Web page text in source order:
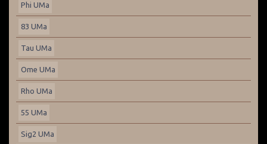
Phi UMa
83 UMa
Tau UMa
Ome UMa
Rho UMa
55 UMa
Sig2 UMa